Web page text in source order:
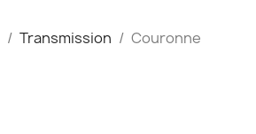
Transmission Couronne